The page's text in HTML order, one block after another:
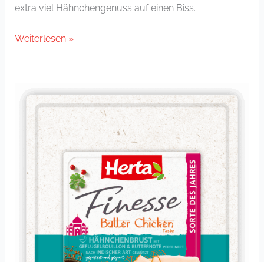
extra viel Hähnchengenuss auf einen Biss.
Weiterlesen »
Hähnchenbrust
Butter
Chicken
Taste